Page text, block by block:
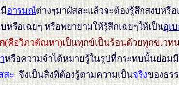
อารมณ์ต่างๆมาผัสสะแล้วจะต้องรู้สึกสงบหรื
หรือเฉยๆ หรือพยายามให้รู้สึกเฉยๆให้เป็นอุเ
(คือวิภวตัณหา)เป็นทุกข์เป็นร้อนด้วยทุกขเว
หรือความจำได้หมายรู้ในรูปที่กระทบนั้นย่อม
สะจึงเป็นสิ่งที่ต้องรู้ตามความเป็นจริงของธร